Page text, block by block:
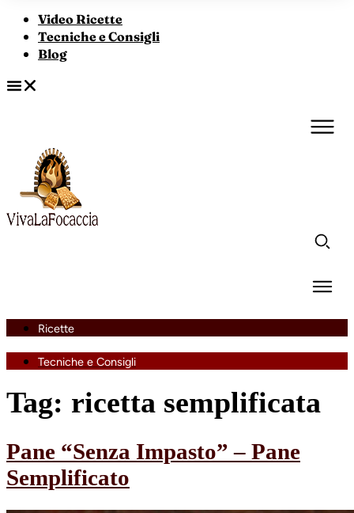
Video Ricette
Tecniche e Consigli
Blog
Ricette
Tecniche e Consigli
Tag: ricetta semplificata
Pane “Senza Impasto” – Pane
Semplificato